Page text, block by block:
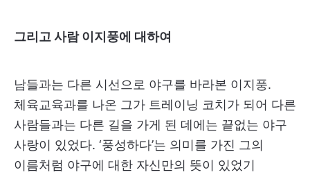
그리고 사람 이지풍에 대하여
남들과는 다른 시선으로 야구를 바라본 이지풍.
체육교육과를 나온 그가 트레이닝 코치가 되어 다른
사람들과는 다른 길을 가게 된 데에는 끝없는 야구
사랑이 있었다. ‘풍성하다’는 의미를 가진 그의
이름처럼 야구에 대한 자신만의 뜻이 있었기